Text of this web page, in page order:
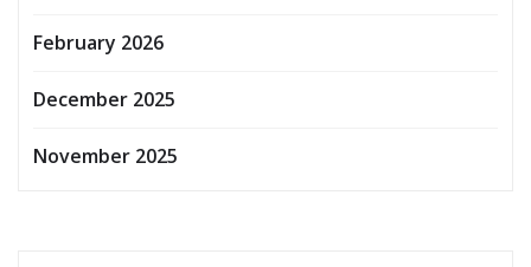
February 2026
December 2025
November 2025